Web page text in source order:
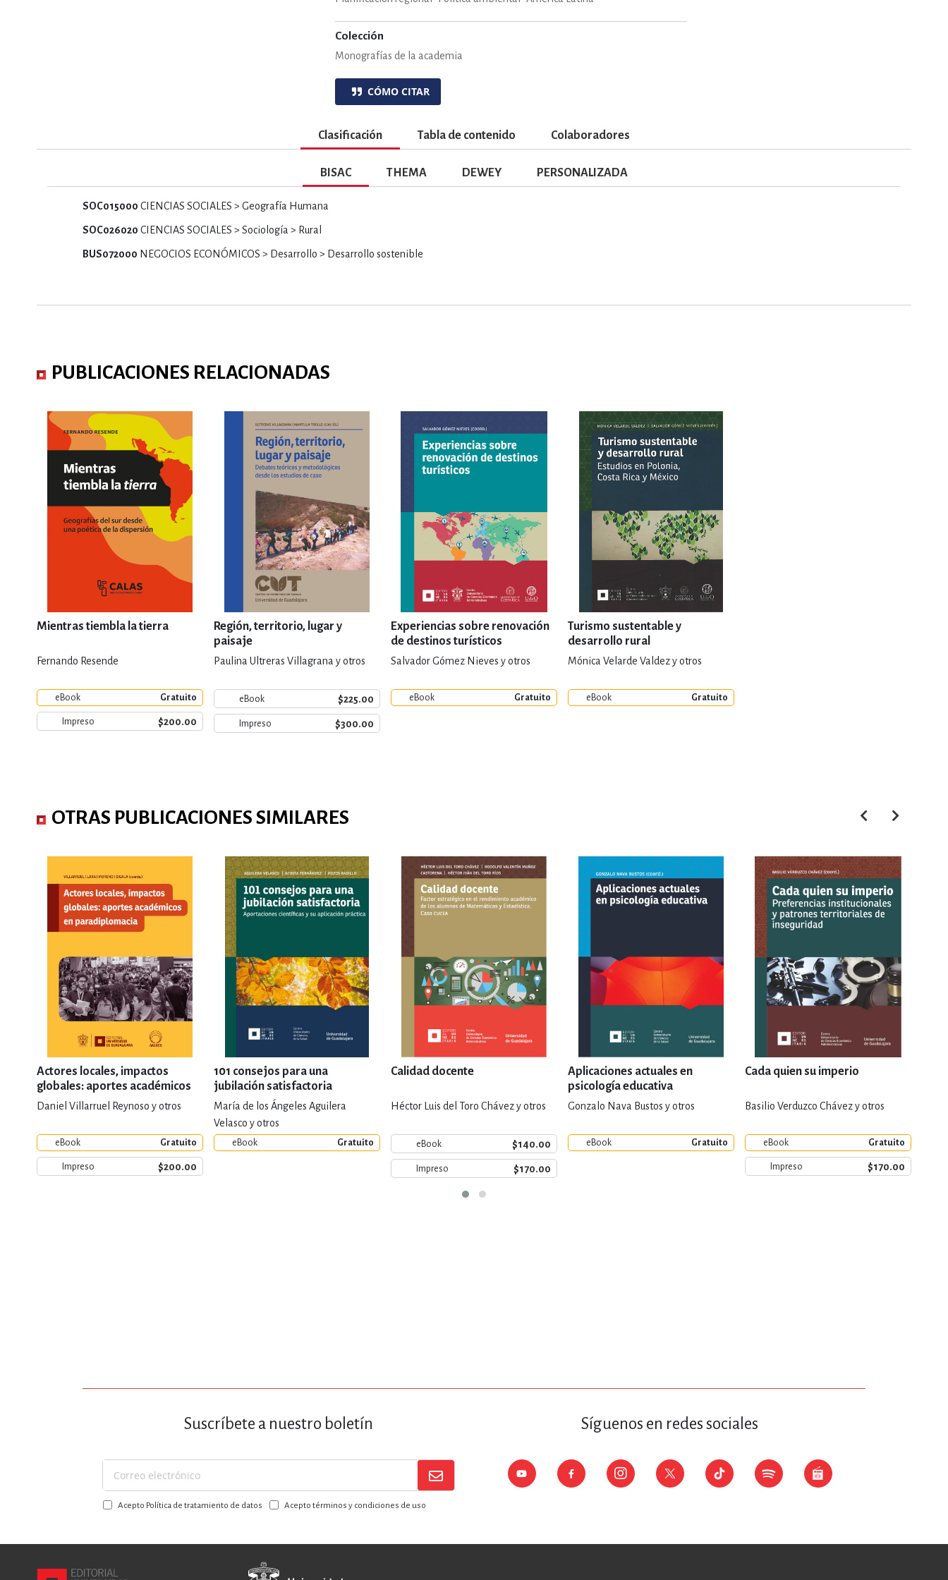
SALUD, RELACIONES Y DESARROLLO PERSONAL
SOCIEDAD Y CIENCIAS SOCIALES
TECNOLOGÍA, INGENIERÍA, AGRICULTURA
Colección
Monografías de la academia
CÓMO CITAR
Clasificación Tabla de contenido Colaboradores
BISAC THEMA DEWEY PERSONALIZADA
SOC015000 CIENCIAS SOCIALES > Geografía Humana
SOC026020 CIENCIAS SOCIALES > Sociología > Rural
BUS072000 NEGOCIOS ECONÓMICOS > Desarrollo > Desarrollo sostenible
PUBLICACIONES RELACIONADAS
Mientras tiembla la tierra
Fernando Resende
eBook Gratuito
Impreso $200.00
Región, territorio, lugar y
paisaje
Paulina Ultreras Villagrana y otros
eBook $225.00
Impreso $300.00
Experiencias sobre renovación
de destinos turísticos
Salvador Gómez Nieves y otros
eBook Gratuito
Turismo sustentable y
desarrollo rural
Mónica Velarde Valdez y otros
eBook Gratuito
OTRAS PUBLICACIONES SIMILARES
Actores locales, impactos
globales: aportes académicos
en paradiplomacia
Daniel Villarruel Reynoso y otros
eBook Gratuito
Impreso $200.00
101 consejos para una
jubilación satisfactoria
María de los Ángeles Aguilera
Velasco y otros
eBook Gratuito
Calidad docente
Héctor Luis del Toro Chávez y otros
eBook $140.00
Impreso $170.00
Aplicaciones actuales en
psicología educativa
Gonzalo Nava Bustos y otros
eBook Gratuito
Cada quien su imperio
Basilio Verduzco Chávez y otros
eBook Gratuito
Impreso $170.00
Suscríbete a nuestro boletín
Suscríbase
a
nuestroAcepto Política de tratamiento de datos Acepto términos y condiciones de uso
Síguenos en redes sociales